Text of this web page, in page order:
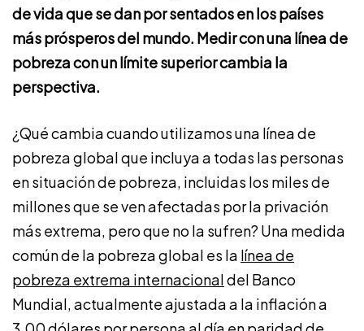
de vida que se dan por sentados en los países
más prósperos del mundo. Medir con una línea de
pobreza con un límite superior cambia la
perspectiva.
¿Qué cambia cuando utilizamos una línea de
pobreza global que incluya a todas las personas
en situación de pobreza, incluidas los miles de
millones que se ven afectadas por la privación
más extrema, pero que no la sufren? Una medida
común de la pobreza global es la línea de
pobreza extrema internacionaldel Banco
Mundial, actualmente ajustada a la inflación a